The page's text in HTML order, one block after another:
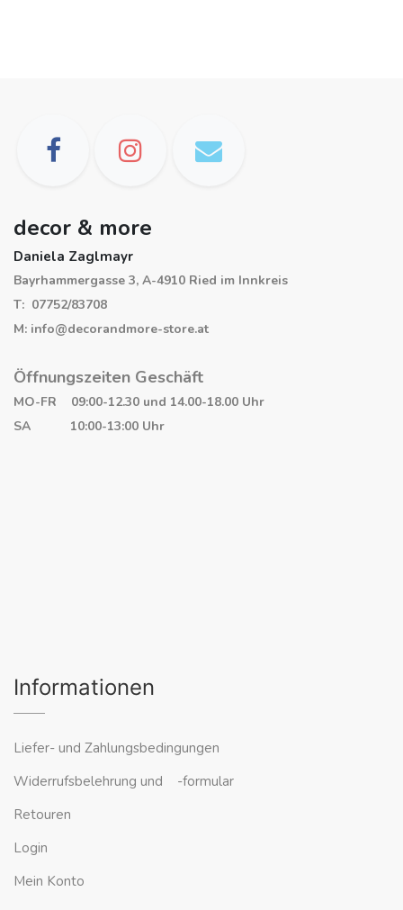
decor & more
Daniela Zaglmayr
Bayrhammergasse 3, A-4910 Ried im Innkreis
T: 07752/83708
M: info@decorandmore-store.at
Öffnungszeiten Geschäft
MO-FR 09:00-12.30 und 14.00-18.00 Uhr
SA 10:00-13:00 Uhr
Informationen
Liefer- und Zahlungsbedingungen
Widerrufsbelehrung und -formular
Retouren
Login
Mein Konto